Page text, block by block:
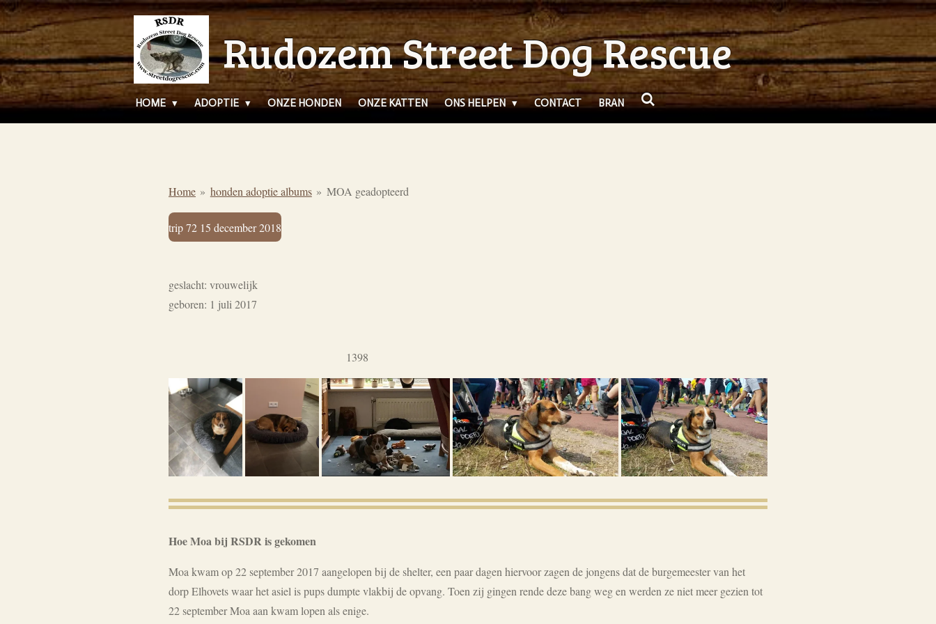
Ga
direct
naar
de
hoofdinhoud
Rudozem Street Dog Rescue
HOME ADOPTIE ONZE HONDEN ONZE KATTEN ONS HELPEN CONTACT BRAN
Home » honden adoptie albums » MOA geadopteerd
trip 72 15 december 2018
geslacht: vrouwelijk
geboren: 1 juli 2017
1398
Hoe Moa bij RSDR is gekomen
Moa kwam op 22 september 2017 aangelopen bij de shelter, een paar dagen hiervoor zagen de jongens dat de burgemeester van het
dorp Elhovets waar het asiel is pups dumpte vlakbij de opvang. Toen zij gingen rende deze bang weg en werden ze niet meer gezien tot
22 september Moa aan kwam lopen als enige.